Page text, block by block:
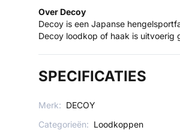
Over Decoy
Decoy is een Japanse
Decoy loodkop of haak is
SPECIFICATIES
Merk: DECOY
Categorieën: Loodkoppen